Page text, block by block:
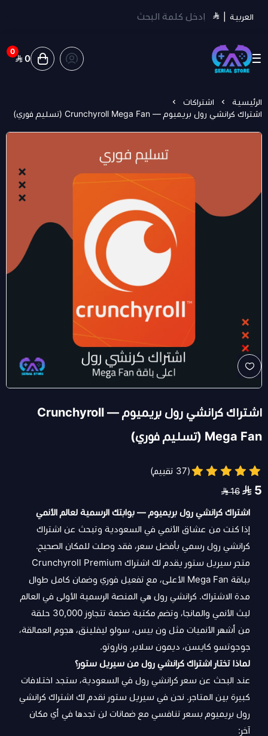
العربية
سيريل ستور | Serial Store
0
0
الرئيسية
اشتراكات
اشتراك كرانشي رول بريميوم — Crunchyroll Mega Fan (تسليم فوري)
اشتراك كرانشي رول بريميوم — Crunchyroll
Mega Fan (تسليم فوري)
(37 تقييم)
5
16
اشتراك كرانشي رول بريميوم — بوابتك الرسمية لعالم الأنمي
إذا كنت من عشاق الأنمي في السعودية وتبحث عن اشتراك
كرانشي رول رسمي بأفضل سعر، فقد وصلت للمكان الصحيح.
متجر سيريل ستور يقدم لك اشتراك Crunchyroll Premium
بباقة Mega Fan الأعلى، مع تفعيل فوري وضمان كامل طوال
مدة الاشتراك. كرانشي رول هي المنصة الرسمية الأولى في العالم
لبث الأنمي والمانجا، وتضم مكتبة ضخمة تتجاوز 30,000 حلقة
من أشهر الأنميات مثل ون بيس، سولو ليفلينق، هجوم العمالقة،
جوجوتسو كايسن، ديمون سلاير، وناروتو.
لماذا تختار اشتراك كرانشي رول من سيريل ستور؟
عند البحث عن سعر كرانشي رول في السعودية، ستجد اختلافات
كبيرة بين المتاجر. نحن في سيريل ستور نقدم لك اشتراك كرانشي
رول بريميوم بسعر تنافسي مع ضمانات لن تجدها في أي مكان
آخر: